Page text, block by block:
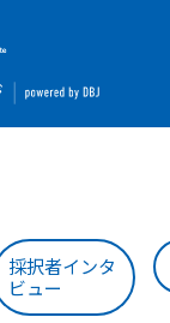
採択者インタ
ビュー